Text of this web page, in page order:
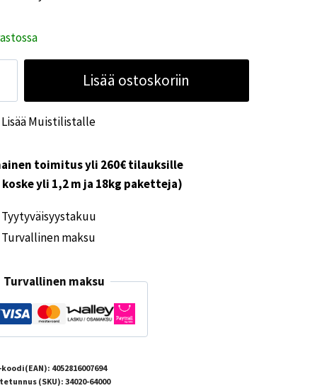
Lisää ostoskoriin
Lisää Muistilistalle
toimitus yli 260€ tilauksille
koske yli 1,2 m ja 18kg paketteja)
Tyytyväisyystakuu
Turvallinen maksu
Turvallinen maksu
koodi(EAN): 4052816007694
(SKU):34020-64000